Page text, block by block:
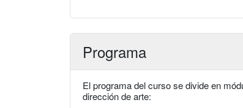
Programa
El programa del curso se divide en
dirección de arte: